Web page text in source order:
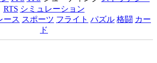
RTS シミュレーション
ース スポーツ フライト パズル 格闘 カー
ド